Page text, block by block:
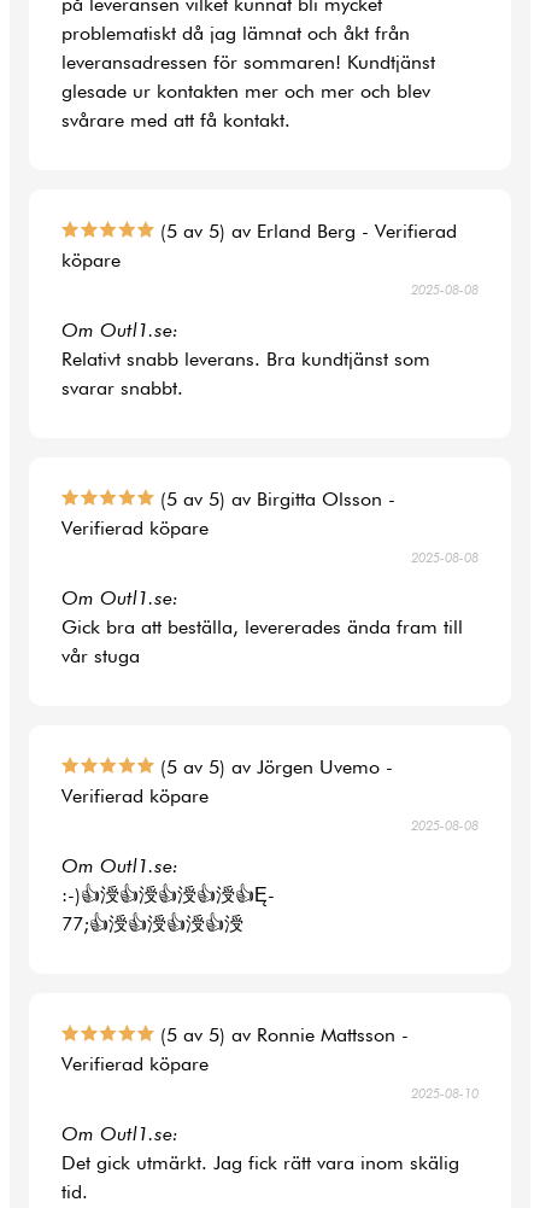
problematiskt då jag lämnat och åkt från
leveransadressen för sommaren! Kundtjänst
glesade ur kontakten mer och mer och blev
svårare med att få kontakt.
(5 av 5) av Erland Berg - Verifierad
köpare
2025-08-08
Om Outl1.se:
Relativt snabb leverans. Bra kundtjänst som
svarar snabbt.
(5 av 5) av Birgitta Olsson -
Verifierad köpare
2025-08-08
Om Outl1.se:
Gick bra att beställa, levererades ända fram till
vår stuga
(5 av 5) av Jörgen Uvemo -
Verifierad köpare
2025-08-08
Om Outl1.se:
:-)👍涭👍涭👍涭👍涭👍Ę-
77;👍涭👍涭👍涭👍涭
(5 av 5) av Ronnie Mattsson -
Verifierad köpare
2025-08-10
Om Outl1.se:
Det gick utmärkt. Jag fick rätt vara inom skälig
tid.